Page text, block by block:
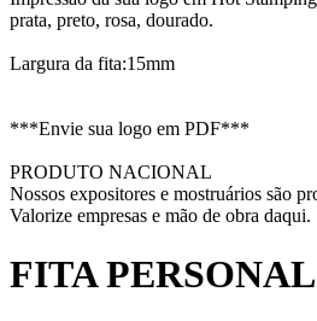
prata, preto, rosa, dourado.
Largura da fita:15mm
***Envie sua logo em PDF***
PRODUTO NACIONAL
Nossos expositores e mostruários são
Valorize empresas e mão de obra daqui.
FITA